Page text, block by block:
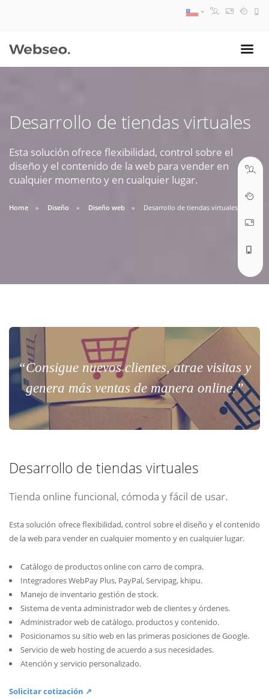
Desarrollo de tiendas virtuales
Esta solución ofrece flexibilidad, control sobre el
diseño y el contenido de la web para vender en
cualquier momento y en cualquier lugar.
Home Diseño Diseño web Desarrollo de tiendas virtuales
“Consigue nuevos clientes, atrae visitas y
genera más ventas de manera online.”
Desarrollo de tiendas virtuales
Tienda online funcional, cómoda y fácil de usar.
Esta solución ofrece flexibilidad, control sobre el diseño y el contenido
de la web para vender en cualquier momento y en cualquier lugar.
Catálogo de productos online con carro de compra.
Integradores WebPay Plus, PayPal, Servipag, khipu.
Manejo de inventario gestión de stock.
Sistema de venta administrador web de clientes y órdenes.
Administrador web de catálogo, productos y contenido.
Posicionamos su sitio web en las primeras posiciones de Google.
Servicio de web hosting de acuerdo a sus necesidades.
Atención y servicio personalizado.
Solicitar cotización ↗
09:30 AM A 18:30 PM
soporte@webseo.cl
ABRIR TICKET